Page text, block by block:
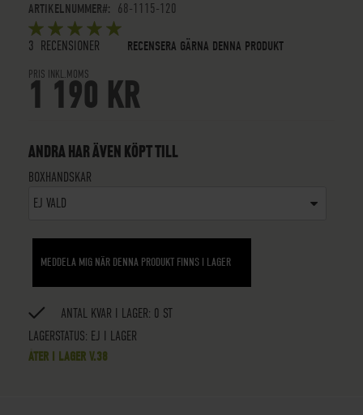
IMAGES
GALLERY
ARTIKELNUMMER
68-1115-120
BETYG:
5OUT OF5
STARS
3 RECENSIONER RECENSERA GÄRNA DENNA PRODUKT
PRIS INKL.MOMS
1 190 KR
ANDRA HAR ÄVEN KÖPT TILL
BOXHANDSKAR
EJ VALD
MEDDELA MIG NÄR DENNA PRODUKT FINNS I LAGER
LAGERSTATUS: EJ I LAGER
ÅTER I LAGER V.38
ANTAL KVAR I LAGER: 0 ST